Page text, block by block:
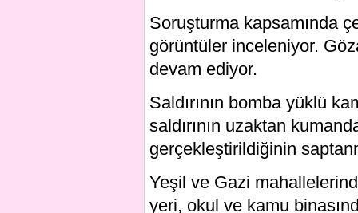
Soruşturma kapsamında
görüntüler inceleniyor.
devam ediyor.
Saldırının bomba yüklü
saldırının uzaktan
gerçekleştirildiğinin
Yeşil ve Gazi
yeri, okul ve kamu